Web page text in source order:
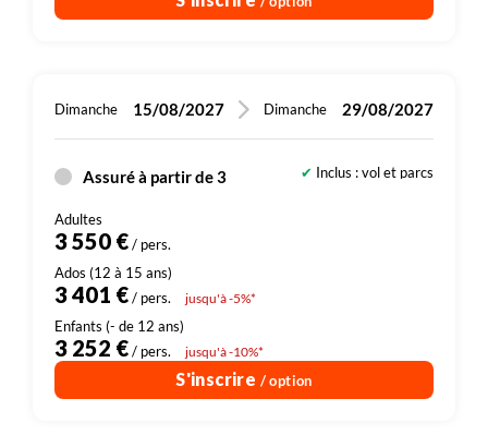
Dimanche 15/08/2027 Dimanche 29/08/2027
Assuré à partir de 3
Inclus : vol et parcs
3 550 €/ pers.
3 401 €/ pers. jusqu'à -5%*
3 252 €/ pers. jusqu'à -10%*
S'inscrire / option